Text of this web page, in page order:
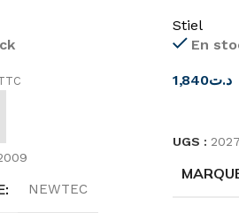
AU PANIER
NEWTEC
Stiel
En
د.ت1,840
UGS : 2027